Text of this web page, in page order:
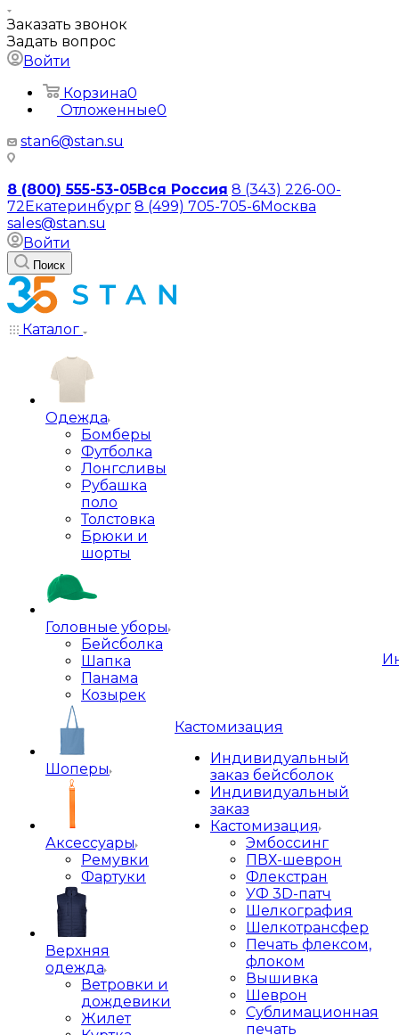
Заказать звонок
Задать вопрос
Войти
Корзина0
Отложенные0
stan6@stan.su
8 (800) 555-53-05Вся Россия 8 (343) 226-00-
72Екатеринбург 8 (499) 705-705-6Москва
sales@stan.su
Войти
Поиск
Каталог
Одежда
Бомберы
Футболка
Лонгсливы
Рубашка
поло
Толстовка
Брюки и
шорты
Головные уборы
Бейсболка
Шапка
Панама
Козырек
Шоперы
Аксессуары
Ремувки
Фартуки
Верхняя
одежда
Ветровки и
дождевики
Жилет
Кастомизация
Индивидуальный
заказ бейсболок
Индивидуальный
заказ
Кастомизация
Эмбоссинг
ПВХ-шеврон
Флекстран
УФ 3D-патч
Шелкография
Шелкотрансфер
Печать флексом,
флоком
Вышивка
Шеврон
Сублимационная
печать